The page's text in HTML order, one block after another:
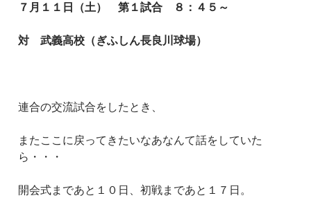
７月１１日（土） 第１試合 ８：４５～
対 武義高校（ぎふしん長良川球場）
連合の交流試合をしたとき、
またここに戻ってきたいなあなんて話をしていた
ら・・・
開会式まであと１０日、初戦まであと１７日。